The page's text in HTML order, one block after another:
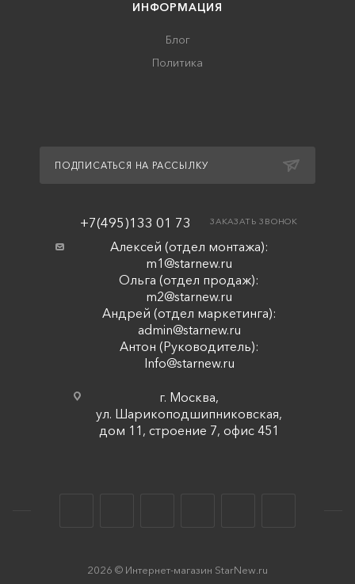
ИНФОРМАЦИЯ
Блог
Политика
ПОДПИСАТЬСЯ НА РАССЫЛКУ
+7(495)133 01 73 ЗАКАЗАТЬ ЗВОНОК
Алексей (отдел монтажа):
m1@starnew.ru
Ольга (отдел продаж):
m2@starnew.ru
Андрей (отдел маркетинга):
admin@starnew.ru
Антон (Руководитель):
Info@starnew.ru
г. Москва,
ул. Шарикоподшипниковская,
дом 11, строение 7, офис 451
2026 © Интернет-магазин StarNew.ru